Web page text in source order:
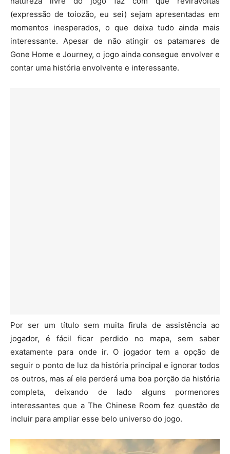
(expressão de toiozão, eu sei) sejam apresentadas em
momentos inesperados, o que deixa tudo ainda mais
interessante. Apesar de não atingir os patamares de
Gone Home e Journey, o jogo ainda consegue envolver e
contar uma história envolvente e interessante.
Por ser um título sem muita firula de assistência ao
jogador, é fácil ficar perdido no mapa, sem saber
exatamente para onde ir. O jogador tem a opção de
seguir o ponto de luz da história principal e ignorar todos
os outros, mas aí ele perderá uma boa porção da história
completa, deixando de lado alguns pormenores
interessantes que a The Chinese Room fez questão de
incluir para ampliar esse belo universo do jogo.